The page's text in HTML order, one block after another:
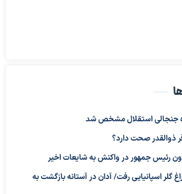
جنجالی استقلال مشخص شد
ذوالقدر صحت دارد؟
رئیس جمهور در واکنش به شایعات اخیر
گلر اسپانیایی رفت/ آدان در آستانه بازگشت به